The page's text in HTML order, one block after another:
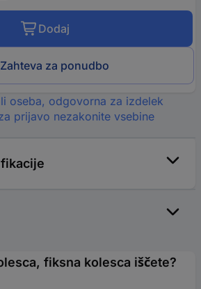
Dodaj
Zahteva za ponudbo
oseba, odgovorna za izdelek
prijavo nezakonite vsebine
fiksna kolesca iščete?